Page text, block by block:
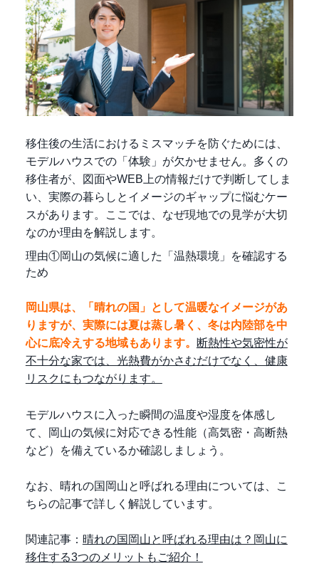
移住後の生活におけるミスマッチを防ぐためには、
モデルハウスでの「体験」が欠かせません。多くの
移住者が、図面やWEB上の情報だけで判断してしま
い、実際の暮らしとイメージのギャップに悩むケー
スがあります。ここでは、なぜ現地での見学が大切
なのか理由を解説します。
理由①岡山の気候に適した「温熱環境」を確認する
ため
岡山県は、「晴れの国」として温暖なイメージがあ
りますが、実際には夏は蒸し暑く、冬は内陸部を中
心に底冷えする地域もあります。
断熱性や気密性が
不十分な家では、光熱費がかさむだけでなく、健康
リスクにもつながります。
モデルハウスに入った瞬間の温度や湿度を体感し
て、岡山の気候に対応できる性能（高気密・高断熱
など）を備えているか確認しましょう。
なお、晴れの国岡山と呼ばれる理由については、こ
ちらの記事で詳しく解説しています。
関連記事： 晴れの国岡山と呼ばれる理由は？岡山に
移住する3つのメリットもご紹介！